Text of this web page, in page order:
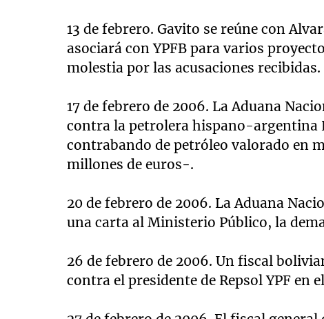
13 de febrero. Gavito se reúne con
asociará con YPFB para varios
molestia por las acusaciones recibidas.
17 de febrero de 2006. La Aduana
contra la petrolera hispano-argentina
contrabando de petróleo valorado en
millones de euros-.
20 de febrero de 2006. La Aduana
una carta al Ministerio Público, la
26 de febrero de 2006. Un fiscal
contra el presidente de Repsol YPF en